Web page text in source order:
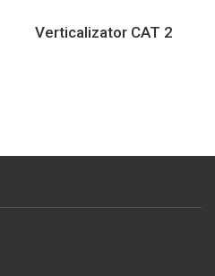
Verticalizator CAT 2